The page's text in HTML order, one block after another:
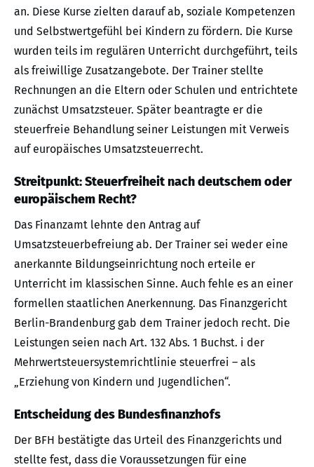
an. Diese Kurse zielten darauf ab, soziale Kompetenzen
und Selbstwertgefühl bei Kindern zu fördern. Die Kurse
wurden teils im regulären Unterricht durchgeführt, teils
als freiwillige Zusatzangebote. Der Trainer stellte
Rechnungen an die Eltern oder Schulen und entrichtete
zunächst Umsatzsteuer. Später beantragte er die
steuerfreie Behandlung seiner Leistungen mit Verweis
auf europäisches Umsatzsteuerrecht.
Streitpunkt: Steuerfreiheit nach deutschem oder
europäischem Recht?
Das Finanzamt lehnte den Antrag auf
Umsatzsteuerbefreiung ab. Der Trainer sei weder eine
anerkannte Bildungseinrichtung noch erteile er
Unterricht im klassischen Sinne. Auch fehle es an einer
formellen staatlichen Anerkennung. Das Finanzgericht
Berlin-Brandenburg gab dem Trainer jedoch recht. Die
Leistungen seien nach Art. 132 Abs. 1 Buchst. i der
Mehrwertsteuersystemrichtlinie steuerfrei – als
„Erziehung von Kindern und Jugendlichen“.
Entscheidung des Bundesfinanzhofs
Der BFH bestätigte das Urteil des Finanzgerichts und
stellte fest, dass die Voraussetzungen für eine